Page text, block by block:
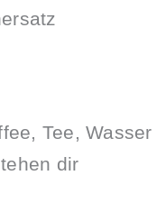
Tee, Wasser
dir